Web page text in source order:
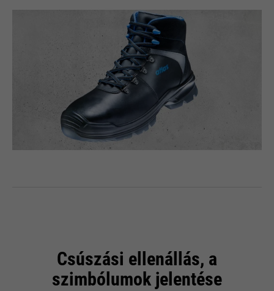
Csúszási ellenállás, a
szimbólumok jelentése